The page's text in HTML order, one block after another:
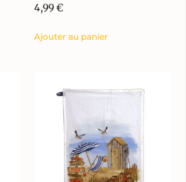
4,99€
Ajouter au panier